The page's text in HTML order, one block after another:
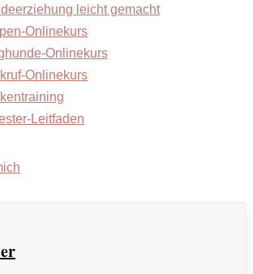
leicht gemacht
Onlinekurs
Onlinekurs
Onlinekurs
Leitfaden